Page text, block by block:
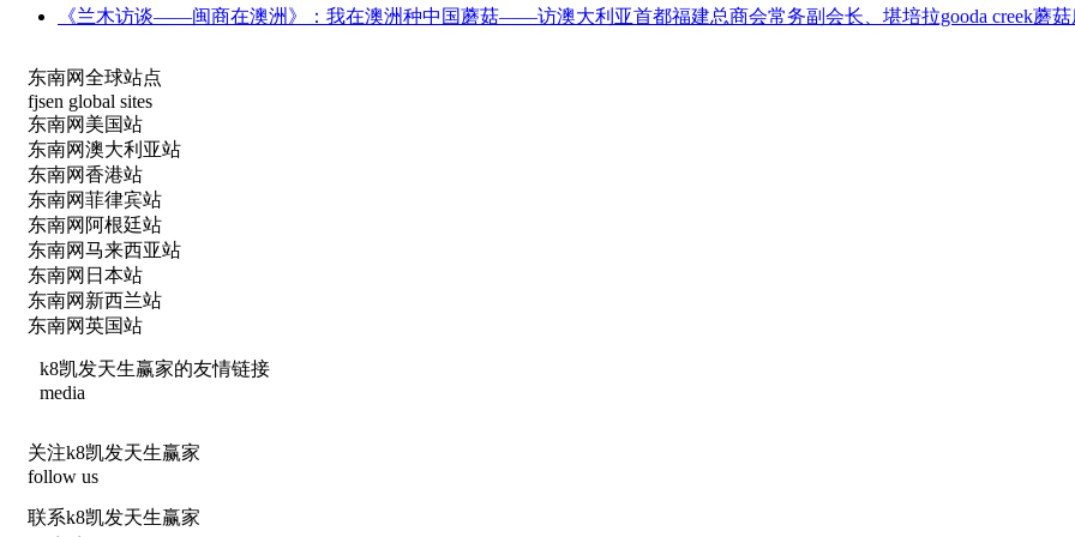
《兰木访谈——闽商在澳洲》：我在澳洲种中国蘑菇——访澳大利亚首都福建总商会常务副会长、堪培拉gooda creek蘑
东南网全球站点
fjsen global sites
东南网美国站
东南网澳大利亚站
东南网香港站
东南网菲律宾站
东南网阿根廷站
东南网马来西亚站
东南网日本站
东南网新西兰站
东南网英国站
k8凯发天生赢家的友情链接
media
关注k8凯发天生赢家
follow us
联系k8凯发天生赢家